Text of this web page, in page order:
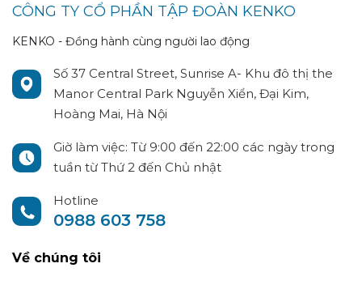
CÔNG TY CỔ PHẦN TẬP ĐOÀN KENKO
KENKO - Đồng hành cùng người lao động
Số 37 Central Street, Sunrise A- Khu đô thị the
Manor Central Park Nguyễn Xiển, Đại Kim,
Hoàng Mai, Hà Nội
Giờ làm việc: Từ 9:00 đến 22:00 các ngày trong
tuần từ Thứ 2 đến Chủ nhật
Hotline
0988 603 758
Về chúng tôi